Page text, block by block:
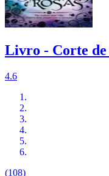
Livro - Corte de
4.6
(108)